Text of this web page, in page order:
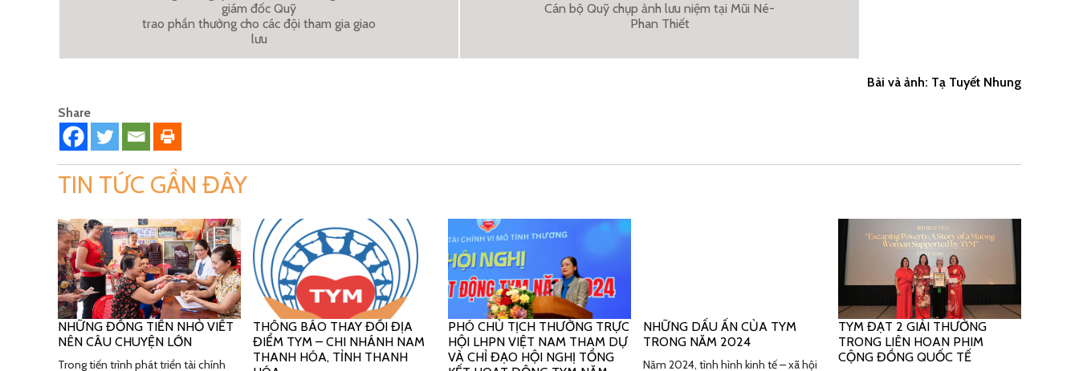
giám đốc Quỹ
trao phần thưởng cho các đội tham gia giao
lưu
Cán bộ Quỹ chụp ảnh lưu niệm tại Mũi Né-
Phan Thiết
Bài và ảnh: Tạ Tuyết Nhung
Share
TIN TỨC GẦN ĐÂY
NHỮNG ĐỒNG TIỀN NHỎ VIẾT
NÊN CÂU CHUYỆN LỚN
Trong tiến trình phát triển tài chính
THÔNG BÁO THAY ĐỔI ĐỊA
ĐIỂM TYM – CHI NHÁNH NAM
THANH HÓA, TỈNH THANH
PHÓ CHỦ TỊCH THƯỜNG TRỰC
HỘI LHPN VIỆT NAM THAM DỰ
VÀ CHỈ ĐẠO HỘI NGHỊ TỔNG
NHỮNG DẤU ẤN CỦA TYM
TRONG NĂM 2024
Năm 2024, tình hình kinh tế – xã hội
TYM ĐẠT 2 GIẢI THƯỞNG
TRONG LIÊN HOAN PHIM
CỘNG ĐỒNG QUỐC TẾ